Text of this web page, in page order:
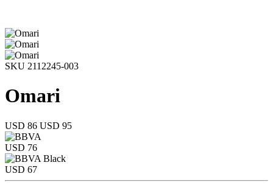
SKU 2112245-003
Omari
USD 86 USD 95
USD 76
USD 67